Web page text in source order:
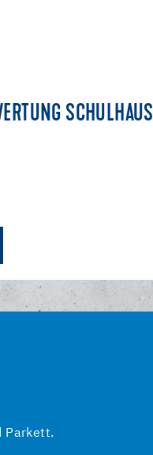
SCHULHAUS
Parkett.